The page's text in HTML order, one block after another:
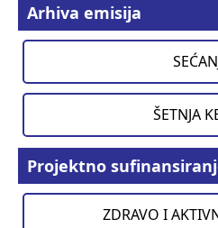
Arhiva emisija
ŠETNJA
Projektno
ZDRAVO I